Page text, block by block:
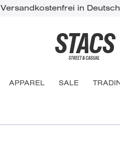
Versandkostenfrei in
APPAREL SALE